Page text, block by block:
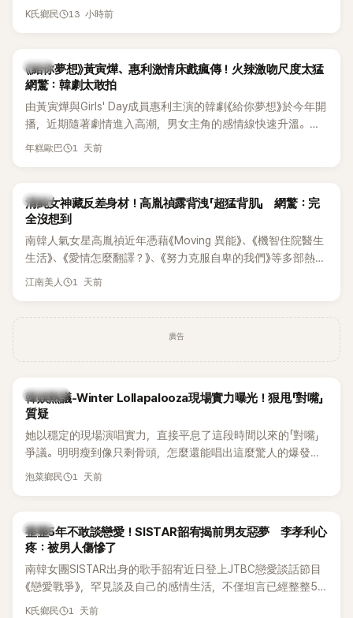
終不幸身亡，消息曝光後震驚韓網，也讓不少粉絲湧入社群平
K氏鄉民 13 小時前
韓劇
《給你夢想》黃寅燁、惠利激情床戲瘋傳！火辣激吻尺度太猛
網驚：韓劇太敢拍
由黃寅燁與Girls' Day成員惠利主演的韓劇《給你夢想》於今年開
播，近期隨著劇情進入高潮，男女主角的感情線快速升溫。最
新播出的第8集不僅上演火辣吻戲，更接連出現床戲橋段，讓
年糕歐巴 1 天前
韓星
清純女神藏反差身材！高胤禎露背洩「超猛背肌」 網驚：完
全沒想到
南韓人氣女星高胤禎近年憑藉《Moving 異能》、《機智住院醫生
生活》、《愛情怎麼翻譯？》、《努力克服自卑的我們》等多部熱門
作品，躍升為韓劇新一代女神代表，不僅演技備受肯定，精緻
傻直呼：「原來她身材這麼猛！」
江南美人 1 天前
廣告
熱議討論
韓娛熱議-Winter Lollapalooza現場實力曝光！狠甩「對嘴」
質疑
她以穩定的現場演唱實力，直接平息了這段時間以來的「對嘴」
爭議。明明瘦到像只剩骨頭，怎麼還能唱出這麼驚人的爆發力
和音量？
泡菜鄉民 1 天前
韓星
整整5年不敢談戀愛！SISTAR韶宥揭前男友惡夢 李孝利心
疼：被男人傷慘了
南韓女團SISTAR出身的歌手韶宥近日登上JTBC戀愛談話節目
《戀愛戰爭》，罕見談及自己的感情生活，不僅坦言已經整整5
年沒有談戀愛，更首度透露空窗至今的原因，全與上一段戀情
K氏鄉民 1 天前